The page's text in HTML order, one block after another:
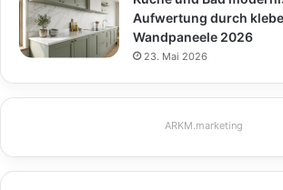
Aufwertung durch
Wandpaneele 2026
23. Mai 2026
ARKM.marketing